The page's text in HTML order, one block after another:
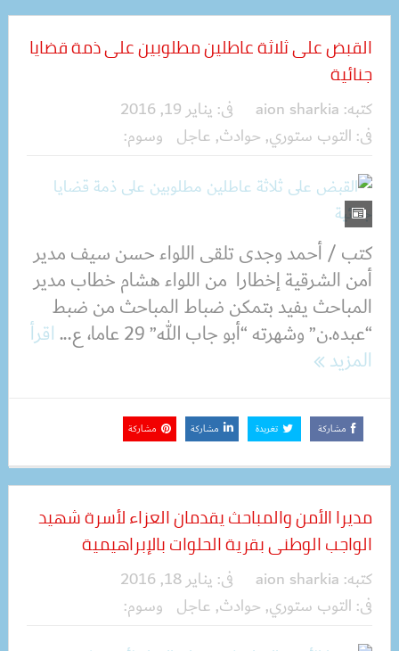
القبض على ثلاثة عاطلين مطلوبين على ذمة قضايا
جنائية
كتبه: aion sharkia فى: يناير 19, 2016
فى: التوب ستوري, حوادث, عاجل وسوم:
كتب / أحمد وجدى تلقى اللواء حسن سيف مدير
أمن الشرقية إخطارا من اللواء هشام خطاب مدير
المباحث يفيد بتمكن ضباط المباحث من ضبط
“عبده.ن” وشهرته “أبو جاب الله” 29 عاما، ع...
اقرأ
المزيد
مشاركة تغريدة مشاركة مشاركة
مديرا الأمن والمباحث يقدمان العزاء لأسرة شهيد
الواجب الوطنى بقرية الحلوات بالإبراهيمية
كتبه: aion sharkia فى: يناير 18, 2016
فى: التوب ستوري, حوادث, عاجل وسوم: